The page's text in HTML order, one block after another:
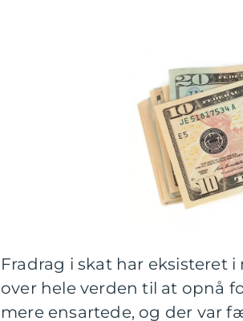
Fradrag i skat har eksisteret
over hele verden til at opnå
mere ensartede, og der var